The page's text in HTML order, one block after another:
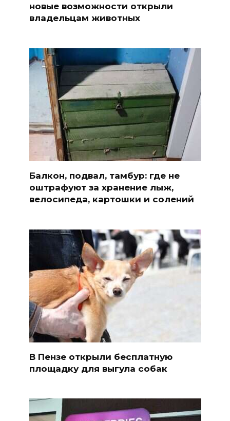
новые возможности открыли
владельцам животных
Балкон, подвал, тамбур: где не
оштрафуют за хранение лыж,
велосипеда, картошки и солений
В Пензе открыли бесплатную
площадку для выгула собак